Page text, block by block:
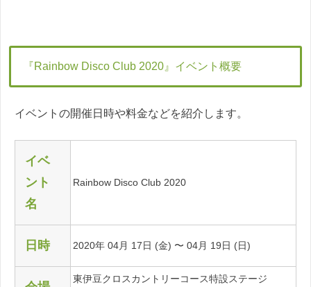
『Rainbow Disco Club 2020』イベント概要
イベントの開催日時や料金などを紹介します。
イベ
ント
名
Rainbow Disco Club 2020
日時 2020年 04月 17日 (金) 〜 04月 19日 (日)
東伊豆クロスカントリーコース特設ステージ